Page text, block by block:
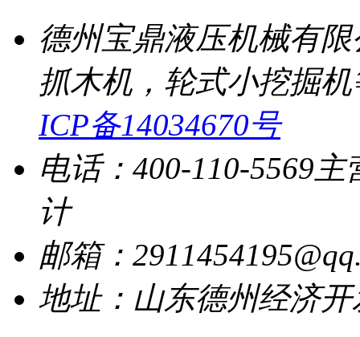
德州宝鼎液压机械有
抓木机，轮式小挖掘
ICP备14034670号
电话：400-110-5569 主
计
邮箱：
地址：山东德州经济